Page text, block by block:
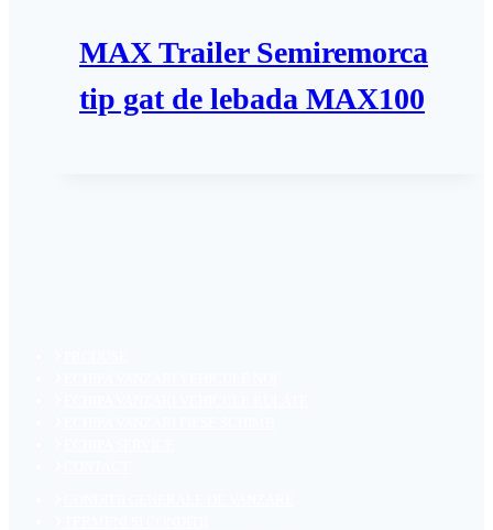
MAX Trailer Semiremorca
tip gat de lebada MAX100